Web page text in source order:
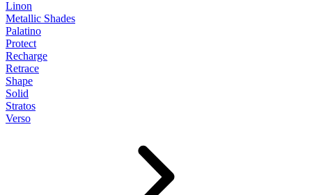
Linon
Metallic Shades
Palatino
Protect
Recharge
Retrace
Shape
Solid
Stratos
Verso